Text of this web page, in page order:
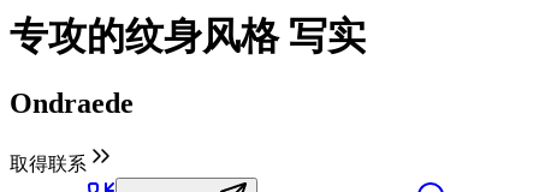
专攻的纹身风格 写实
Ondraede
取得联系